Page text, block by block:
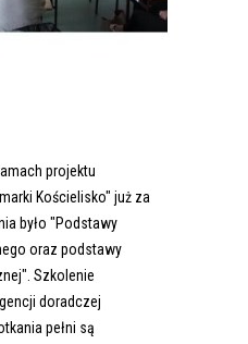
projektu
Kościelisko" już za
było "Podstawy
oraz podstawy
Szkolenie
doradczej
pełni są